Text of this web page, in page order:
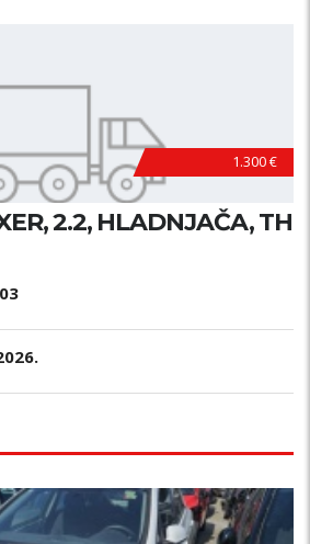
1.300 €
2.2, HLADNJAČA, TH